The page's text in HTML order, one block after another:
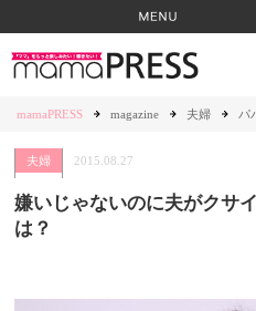
mamaPRESS magazine 夫婦 パ
夫婦 2015.08.27
嫌いじゃないのに夫がクサ
は？